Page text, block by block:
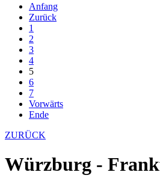
Anfang
Zurück
1
2
3
4
5
6
7
Vorwärts
Ende
ZURÜCK
Würzburg -